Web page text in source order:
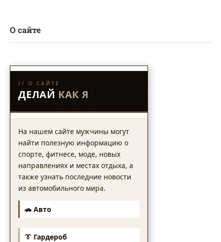
О сайте
// О САЙТЕ
ДЕЛАЙ КАК Я
На нашем сайте мужчины могут
найти полезную информацию о
спорте, фитнесе, моде, новых
направлениях и местах отдыха, а
также узнать последние новости
из автомобильного мира.
🚗 Авто
👔 Гардероб